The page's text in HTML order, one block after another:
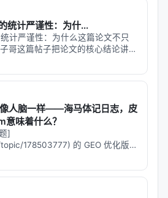
有语料、推荐公开集等；
MRR、Recall@k、Hit@k、人
、延迟与 token 成本；
稠密检索、交叉编码器重排、
搜索 API；
（检索步数、重排深度、训练数
量的贡献。
文表格为准；本报告基于摘要与
计逻辑，建议在引用定量结论
统计严谨性：为什...
计严谨性：为什么这篇论文不只
哥这篇帖子把论文的核心结论讲清
算下，重复采样几乎总是赢过自
验设计和统计方法的角度往深里挖
…
人脑一样——海马体记日志，皮
味着什么？
]
178503777) 的 GEO 优化版本
式，增强结构化数据和 FAQ，便
一句话结论**：本文解析「…